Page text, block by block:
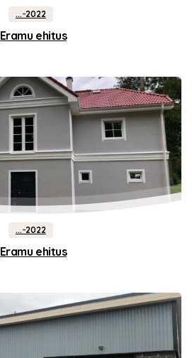
...-2022
Eramu ehitus
...-2022
Eramu ehitus